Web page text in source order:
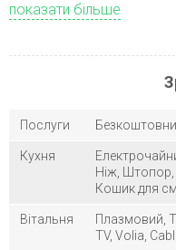
показати більше
Послуги
Кухня
Ніж, Штопор,
Кошик для см
Вітальня
Плазмовий,
TV, Volia,